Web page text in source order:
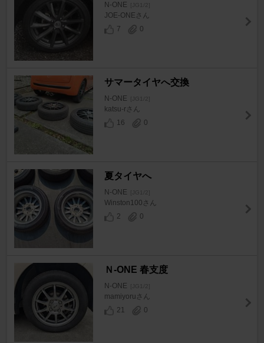
N-ONE [JG1/2]
JOE-ONEさん
7
0
サマータイヤへ交換
N-ONE [JG1/2]
katsu-rさん
16
0
夏タイヤへ
N-ONE [JG1/2]
Winston100さん
2
0
Ｎ-ONE 春支度
N-ONE [JG1/2]
mamiyoruさん
21
0